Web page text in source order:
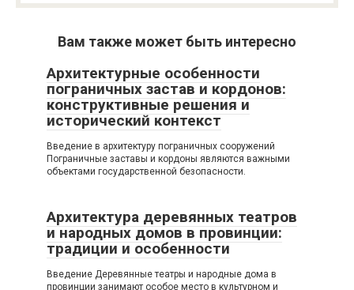
Вам также может быть интересно
Архитектурные особенности
пограничных застав и кордонов:
конструктивные решения и
исторический контекст
Введение в архитектуру пограничных сооружений
Пограничные заставы и кордоны являются важными
объектами государственной безопасности.
Архитектура деревянных театров
и народных домов в провинции:
традиции и особенности
Введение Деревянные театры и народные дома в
провинции занимают особое место в культурном и